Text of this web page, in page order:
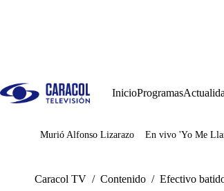
InicioProgramas
Juegos
Murió Alfonso Lizarazo En vivo 'Yo Me
Caracol TV / Contenido / Efectivo